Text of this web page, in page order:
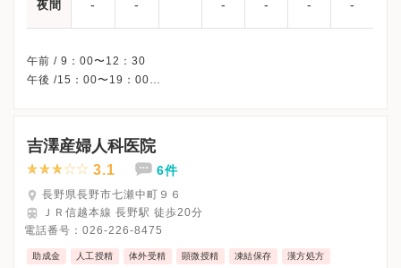
夜間 - - - - - -
午前 / 9：00〜12：30
午後 /15：00〜19：00
※詳細はクリニックHPを確認、または直接お問い合わせくださ
吉澤産婦人科医院
3.1 6件
長野県長野市七瀬中町９６
ＪＲ信越本線 長野駅 徒歩20分
電話番号： 026-226-8475
助成金 人工授精 体外受精 顕微授精 凍結保存 漢方処方